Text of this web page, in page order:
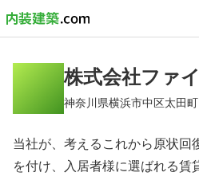
株式会社ファ
神奈川県横浜市中区太田
当社が、考えるこれから原状回
を付け、入居者様に選ばれる賃